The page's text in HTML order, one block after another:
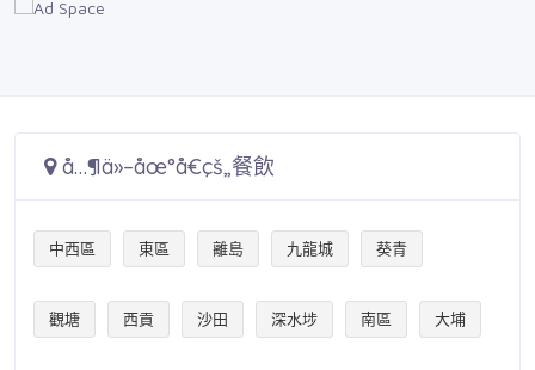
å…¶ä»–åœ°å€çš„餐飲
中西區 東區 離島 九龍城 葵青
觀塘 西貢 沙田 深水埗 南區 大埔